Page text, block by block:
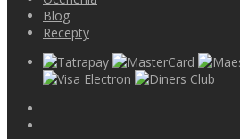
Blog
Recepty